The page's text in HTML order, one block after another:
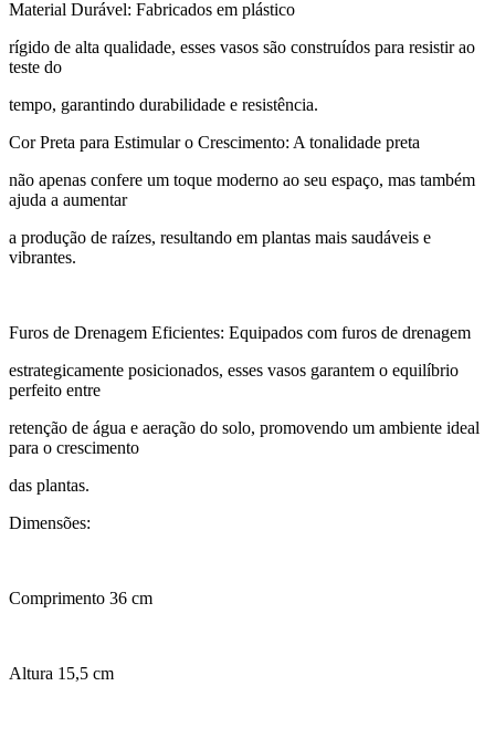
Material Durável: Fabricados em plástico
rígido de alta qualidade, esses vasos são construídos para resistir ao
teste do
tempo, garantindo durabilidade e resistência.
Cor Preta para Estimular o Crescimento: A tonalidade preta
não apenas confere um toque moderno ao seu espaço, mas também
ajuda a aumentar
a produção de raízes, resultando em plantas mais saudáveis e
vibrantes.
Furos de Drenagem Eficientes: Equipados com furos de drenagem
estrategicamente posicionados, esses vasos garantem o equilíbrio
perfeito entre
retenção de água e aeração do solo, promovendo um ambiente ideal
para o crescimento
das plantas.
Dimensões:
Comprimento 36 cm
Altura 15,5 cm